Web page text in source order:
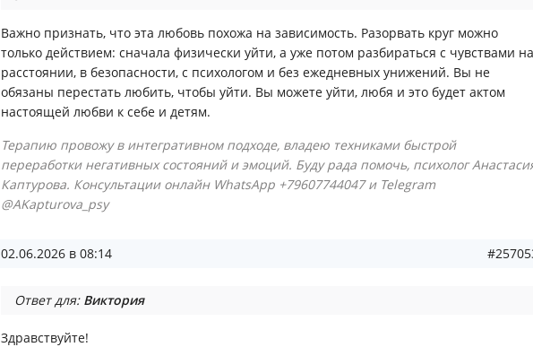
Важно признать, что эта любовь похожа на зависимость. Разорвать круг можно
только действием: сначала физически уйти, а уже потом разбираться с чувствами на
расстоянии, в безопасности, с психологом и без ежедневных унижений. Вы не
обязаны перестать любить, чтобы уйти. Вы можете уйти, любя и это будет актом
настоящей любви к себе и детям.
Терапию провожу в интегративном подходе, владею техниками быстрой
переработки негативных состояний и эмоций. Буду рада помочь, психолог
Каптурова. Консультации онлайн WhatsApp +79607744047 и Telegram
@AKapturova_psy
02.06.2026 в 08:14
Ответ для: Виктория
Здравствуйте!